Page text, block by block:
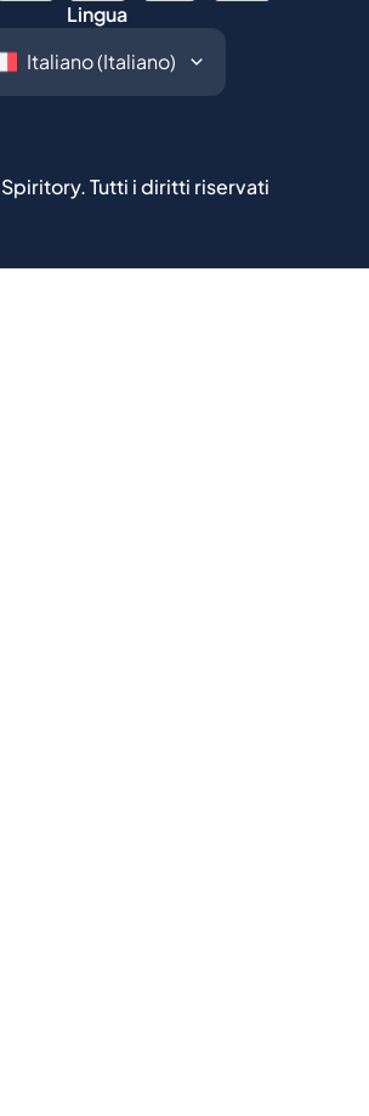
Lingua
Spiritory.Tutti i diritti riservati